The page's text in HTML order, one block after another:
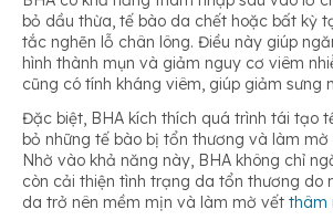
bỏ dầu thừa, tế bào da chết hoặc bất kỳ
tắc nghẽn lỗ chân lông. Điều này giúp
hình thành mụn và giảm nguy cơ viêm
cũng có tính kháng viêm, giúp giảm sưng
Đặc biệt, BHA kích thích quá trình tái tạo
bỏ những tế bào bị tổn thương và làm
Nhờ vào khả năng này, BHA không chỉ
còn cải thiện tình trạng da tổn thương do
da trở nên mềm mịn và làm mờ vết thâm